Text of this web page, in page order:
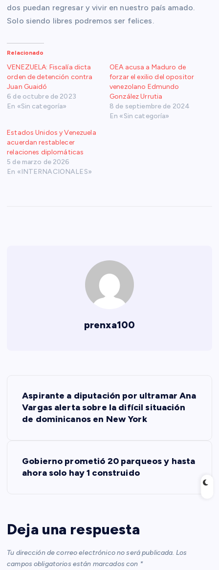
dos puedan regresar y vivir en nuestro país amado.
Solo siendo libres podremos ser felices.
Relacionado
VENEZUELA: Fiscalía dicta
orden de detención contra
Juan Guaidó
6 de octubre de 2023
En «Sin categoría»
OEA acusa a Maduro de
forzar el exilio del opositor
venezolano Edmundo
González Urrutia
8 de septiembre de 2024
En «Sin categoría»
Estados Unidos y Venezuela
acuerdan restablecer
relaciones diplomáticas
5 de marzo de 2026
En «INTERNACIONALES»
prenxa100
c
i
Aspirante a diputación por ultramar Ana
Vargas alerta sobre la difícil situación
de dominicanos en New York
Gobierno prometió 20 parqueos y hasta
ahora solo hay 1 construido
Deja una respuesta
Tu dirección de correo electrónico no será publicada. Los
campos obligatorios están marcados con *